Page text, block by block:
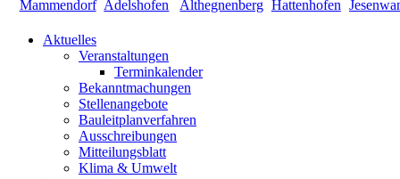
Aktuelles
Veranstaltungen
Terminkalender
Bekanntmachungen
Stellenangebote
Bauleitplanverfahren
Ausschreibungen
Mitteilungsblatt
Klima & Umwelt